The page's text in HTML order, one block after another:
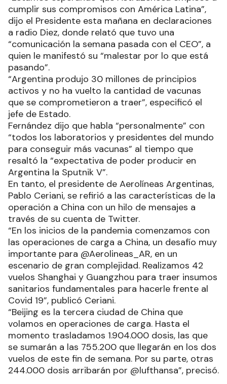
cumplir sus compromisos con América Latina”,
dijo el Presidente esta mañana en declaraciones
a radio Diez, donde relató que tuvo una
“comunicación la semana pasada con el CEO”, a
quien le manifestó su “malestar por lo que está
pasando”.
“Argentina produjo 30 millones de principios
activos y no ha vuelto la cantidad de vacunas
que se comprometieron a traer”, especificó el
jefe de Estado.
Fernández dijo que habla “personalmente” con
“todos los laboratorios y presidentes del mundo
para conseguir más vacunas” al tiempo que
resaltó la “expectativa de poder producir en
Argentina la Sputnik V”.
En tanto, el presidente de Aerolíneas Argentinas,
Pablo Ceriani, se refirió a las características de la
operación a China con un hilo de mensajes a
través de su cuenta de Twitter.
“En los inicios de la pandemia comenzamos con
las operaciones de carga a China, un desafío muy
importante para @Aerolineas_AR, en un
escenario de gran complejidad. Realizamos 42
vuelos Shanghai y Guangzhou para traer insumos
sanitarios fundamentales para hacerle frente al
Covid 19”, publicó Ceriani.
“Beijing es la tercera ciudad de China que
volamos en operaciones de carga. Hasta el
momento trasladamos 1.904.000 dosis, las que
se sumarán a las 755.200 que llegarán en los dos
vuelos de este fin de semana. Por su parte, otras
244.000 dosis arribarán por @lufthansa”, precisó.